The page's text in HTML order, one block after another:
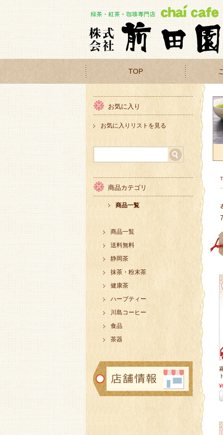
TOP
お気に入り
お気に入りリストを見る
商品カテゴリ
商品一覧
商品一覧
送料無料
静岡茶
抹茶・粉末茶
健康茶
ハーブティー
川島コーヒー
食品
茶器